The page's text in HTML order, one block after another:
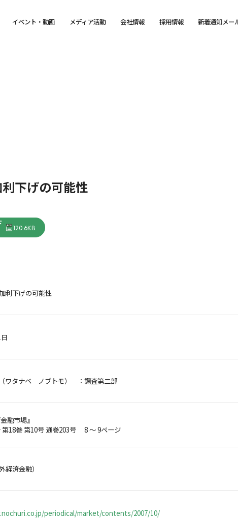
イベント・動画 メディア活動 会社情報 採用情報 新着通知メー
下げの可能性
120.6KB
利下げの可能性
タナベ ノブトモ） ：調査第二部
融市場』
第18巻 第10号 通巻203号 8 ～ 9ページ
経済金融）
periodical/market/contents/2007/10/